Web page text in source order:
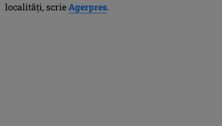
localităţi, scrieAgerpres.